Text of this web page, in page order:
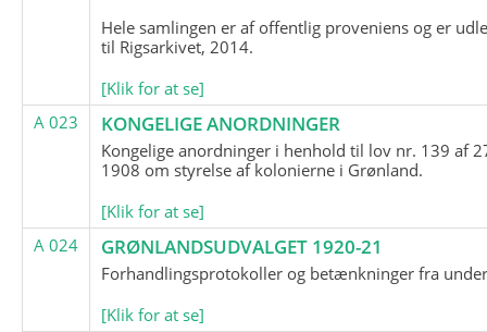
Hele samlingen er af offentlig proveniens og er
til Rigsarkivet, 2014.
[Klik for at se]
A 023
KONGELIGE ANORDNINGER
Kongelige anordninger i henhold til lov nr. 139 af
1908 om styrelse af kolonierne i Grønland.
[Klik for at se]
A 024
GRØNLANDSUDVALGET 1920-21
Forhandlingsprotokoller og betænkninger fra
[Klik for at se]